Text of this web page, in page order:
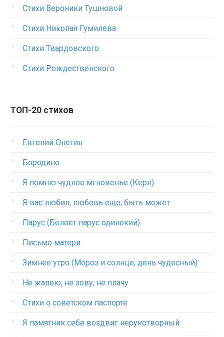
Стихи Вероники Тушновой
Стихи Николая Гумилева
Стихи Твардовского
Стихи Рождественского
ТОП-20 стихов
Евгений Онегин
Бородино
Я помню чудное мгновенье (Керн)
Я вас любил, любовь еще, быть может
Парус (Белеет парус одинокий)
Письмо матери
Зимнее утро (Мороз и солнце; день чудесный)
Не жалею, не зову, не плачу
Стихи о советском паспорте
Я памятник себе воздвиг нерукотворный